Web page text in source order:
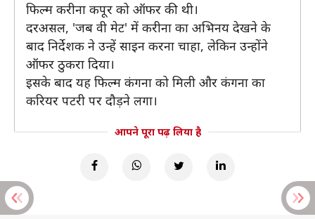
फिल्म करीना कपूर को ऑफर की थी।
दरअसल, 'जब वी मेट' में करीना का अभिनय देखने के
बाद निर्देशक ने उन्हें साइन करना चाहा, लेकिन उन्होंने
ऑफर ठुकरा दिया।
इसके बाद यह फिल्म कंगना को मिली और कंगना का
करियर पटरी पर दौड़ने लगा।
आपने पूरा पढ़ लिया है